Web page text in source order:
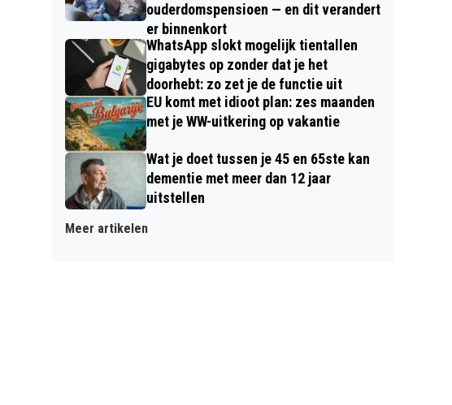
ouderdomspensioen — en dit verandert
er binnenkort
WhatsApp slokt mogelijk tientallen
gigabytes op zonder dat je het
doorhebt: zo zet je de functie uit
EU komt met idioot plan: zes maanden
met je WW-uitkering op vakantie
Wat je doet tussen je 45 en 65ste kan
dementie met meer dan 12 jaar
uitstellen
Meer artikelen